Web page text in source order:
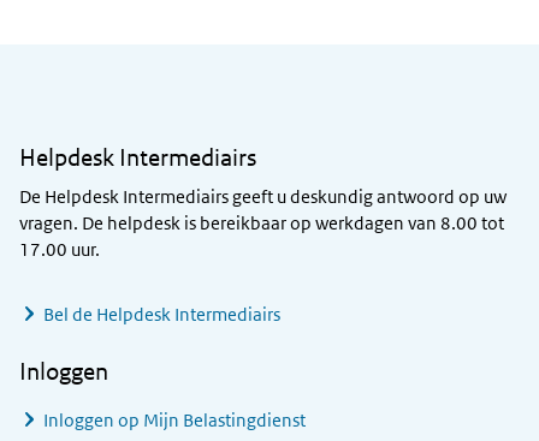
Helpdesk Intermediairs
De Helpdesk Intermediairs geeft u deskundig antwoord op uw
vragen. De helpdesk is bereikbaar op werkdagen van 8.00 tot
17.00 uur.
Bel de Helpdesk Intermediairs
Inloggen
Inloggen op Mijn Belastingdienst